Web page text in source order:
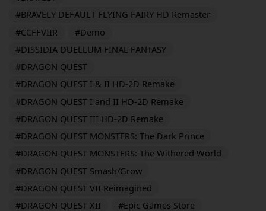
#BRAVELY DEFAULT FLYING FAIRY HD Remaster
#CCFFVIIR
#Demo
#DISSIDIA DUELLUM FINAL FANTASY
#DRAGON QUEST
#DRAGON QUEST I & II HD-2D Remake
#DRAGON QUEST I and II HD-2D Remake
#DRAGON QUEST III HD-2D Remake
#DRAGON QUEST MONSTERS: The Dark Prince
#DRAGON QUEST MONSTERS: The Withered World
#DRAGON QUEST Smash/Grow
#DRAGON QUEST VII Reimagined
#DRAGON QUEST XII
#Epic Games Store